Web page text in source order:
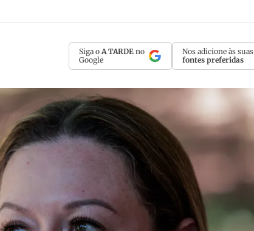
Siga o A TARDE no
Google
Nos adicione às suas
fontes preferidas